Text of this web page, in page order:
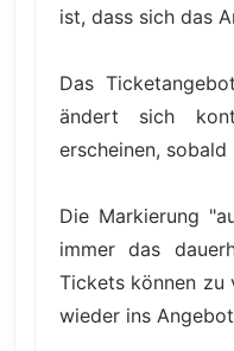
ist, dass sich das
Das
ändert sich
erscheinen,
Die Markierung
immer das
Tickets können zu
wieder ins